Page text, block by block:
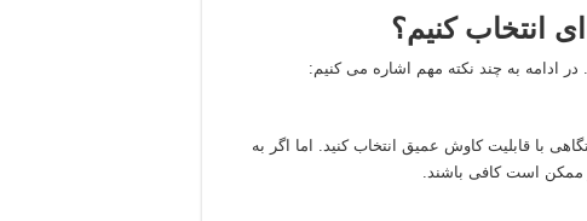
انتخاب کنیم؟
ادامه به چند نکته مهم اشاره می‌ کنیم:
با قابلیت کاوش عمیق انتخاب کنید. اما اگر به
ممکن است کافی باشند.